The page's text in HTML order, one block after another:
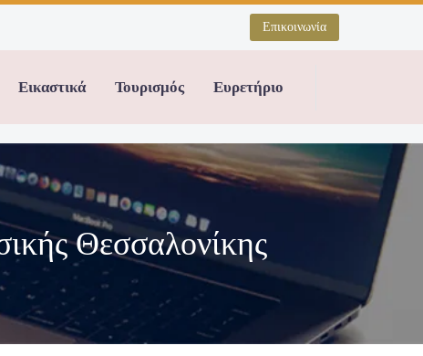
Επικοινωνία
Εικαστικά Τουρισμός Ευρετήριο
Θεσσαλονίκης